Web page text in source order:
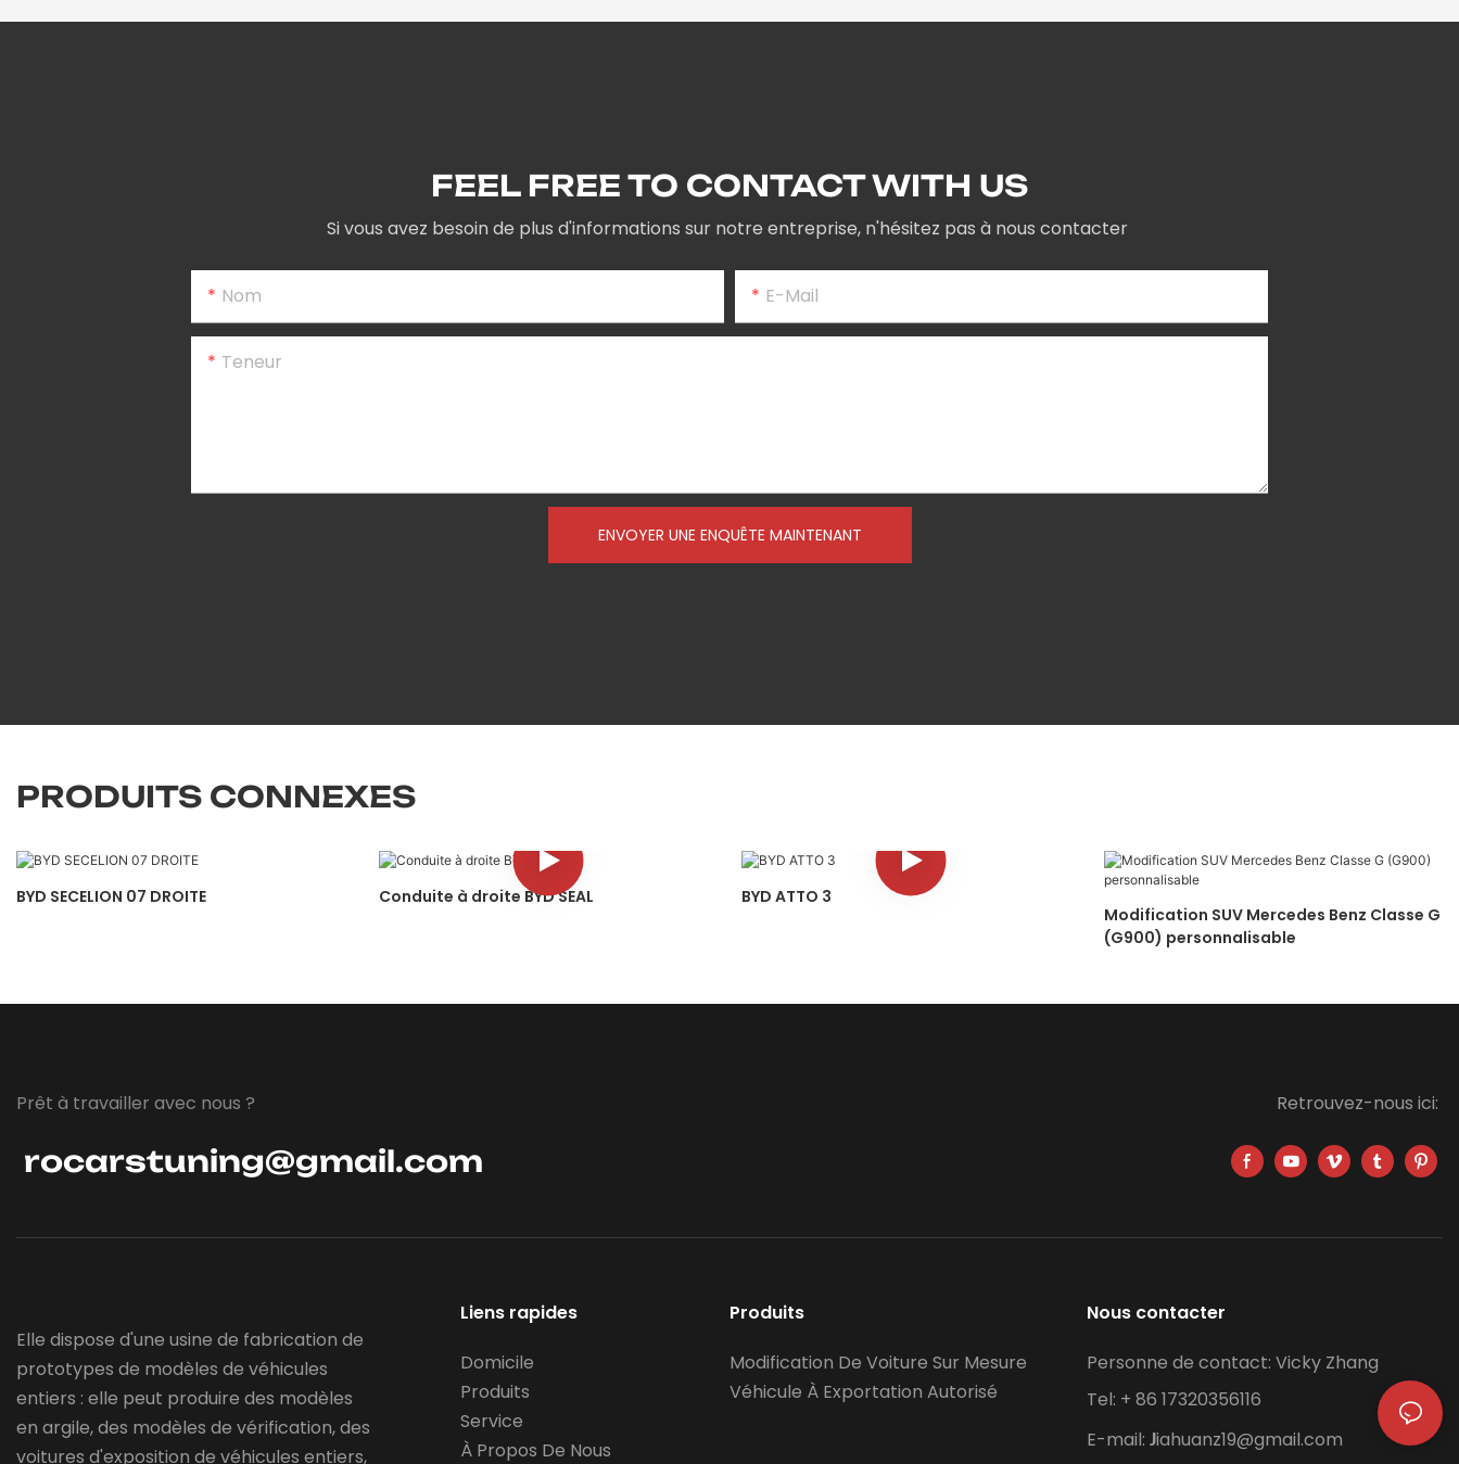
FEEL FREE TO CONTACT WITH US
Si vous avez besoin de plus d'informations sur notre entreprise, n'hésitez pas à nous contacter
Nom E-Mail
Teneur
ENVOYER UNE ENQUÊTE MAINTENANT
PRODUITS CONNEXES
BYD SECELION 07 DROITE Conduite à droite BYD SEAL
BYD ATTO 3
Modification SUV Mercedes Benz Classe G
(G900) personnalisable
Prêt à travailler avec nous ?
rocarstuning@gmail.com
Retrouvez-nous ici:
Elle dispose d'une usine de fabrication de
prototypes de modèles de véhicules
entiers : elle peut produire des modèles
en argile, des modèles de vérification, des
voitures d'exposition de véhicules entiers,
Liens rapides
Domicile
Produits
Service
À Propos De Nous
Produits
Modification De Voiture Sur Mesure
Véhicule À Exportation Autorisé
Nous contacter
Personne de contact: Vicky Zhang
Tel: + 86 17320356116
E-mail: Jiahuanz19@gmail.com